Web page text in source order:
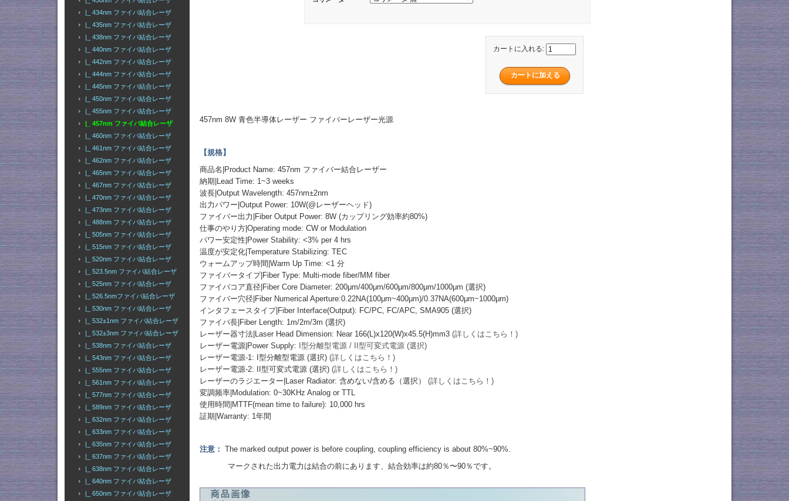
|_ 434nm ファイバ結合レーザ
|_ 435nm ファイバ結合レーザ
|_ 438nm ファイバ結合レーザ
|_ 440nm ファイバ結合レーザ
|_ 442nm ファイバ結合レーザ
|_ 444nm ファイバ結合レーザ
|_ 445nm ファイバ結合レーザ
|_ 450nm ファイバ結合レーザ
|_ 455nm ファイバ結合レーザ
|_ 457nm ファイバ結合レーザ
|_ 460nm ファイバ結合レーザ
|_ 461nm ファイバ結合レーザ
|_ 462nm ファイバ結合レーザ
|_ 465nm ファイバ結合レーザ
|_ 467nm ファイバ結合レーザ
|_ 470nm ファイバ結合レーザ
|_ 473nm ファイバ結合レーザ
|_ 488nm ファイバ結合レーザ
|_ 505nm ファイバ結合レーザ
|_ 515nm ファイバ結合レーザ
|_ 520nm ファイバ結合レーザ
|_ 523.5nm ファイバ結合レーザ
|_ 525nm ファイバ結合レーザ
|_ 526.5nmファイバ結合レーザ
|_ 530nm ファイバ結合レーザ
|_ 532±1nm ファイバ結合レーザ
|_ 532±3nm ファイバ結合レーザ
|_ 538nm ファイバ結合レーザ
|_ 543nm ファイバ結合レーザ
|_ 555nm ファイバ結合レーザ
|_ 561nm ファイバ結合レーザ
|_ 577nm ファイバ結合レーザ
|_ 589nm ファイバ結合レーザ
|_ 632nm ファイバ結合レーザ
|_ 633nm ファイバ結合レーザ
|_ 635nm ファイバ結合レーザ
|_ 637nm ファイバ結合レーザ
|_ 638nm ファイバ結合レーザ
|_ 640nm ファイバ結合レーザ
|_ 650nm ファイバ結合レーザ
カートに入れる:
457nm 8W 青色半導体レーザー ファイバーレーザー光源
【規格】
商品名|Product Name: 457nm ファイバー結合レーザー
納期|Lead Time: 1~3 weeks
波長|Output Wavelength: 457nm±2nm
出力パワー|Output Power: 10W(@レーザーヘッド)
ファイバー出力|Fiber Output Power: 8W (カップリング効率約80%)
仕事のやり方|Operating mode: CW or Modulation
パワー安定性|Power Stability: <3% per 4 hrs
温度が安定化|Temperature Stabilizing: TEC
ウォームアップ時間|Warm Up Time: <1 分
ファイバータイプ|Fiber Type: Multi-mode fiber/MM fiber
ファイバコア直径|Fiber Core Diameter: 200μm/400μm/600μm/800μm/1000μm (選択)
ファイバー穴径|Fiber Numerical Aperture:0.22NA(100μm~400μm)/0.37NA(600μm~1000μm)
インタフェースタイプ|Fiber Interface(Output): FC/PC, FC/APC, SMA905 (選択)
ファイバ長|Fiber Length: 1m/2m/3m (選択)
レーザー器寸法|Laser Head Dimension: Near 166(L)x120(W)x45.5(H)mm3(詳しくはこちら！)
レーザー電源|Power Supply: I型分離型電源 / II型可変式電源 (選択)
レーザー電源-1: I型分離型電源 (選択)(詳しくはこちら！)
レーザー電源-2: II型可変式電源 (選択)(詳しくはこちら！)
レーザーのラジエーター|Laser Radiator: 含めない/含める（選択）(詳しくはこちら！)
変調频率|Modulation: 0~30KHz Analog or TTL
使用時間|MTTF(mean time to failure): 10,000 hrs
証期|Warranty: 1年間
注意： The marked output power is before coupling, coupling efficiency is about 80%~90%.
マークされた出力電力は結合の前にあります、結合効率は約80％〜90％です。